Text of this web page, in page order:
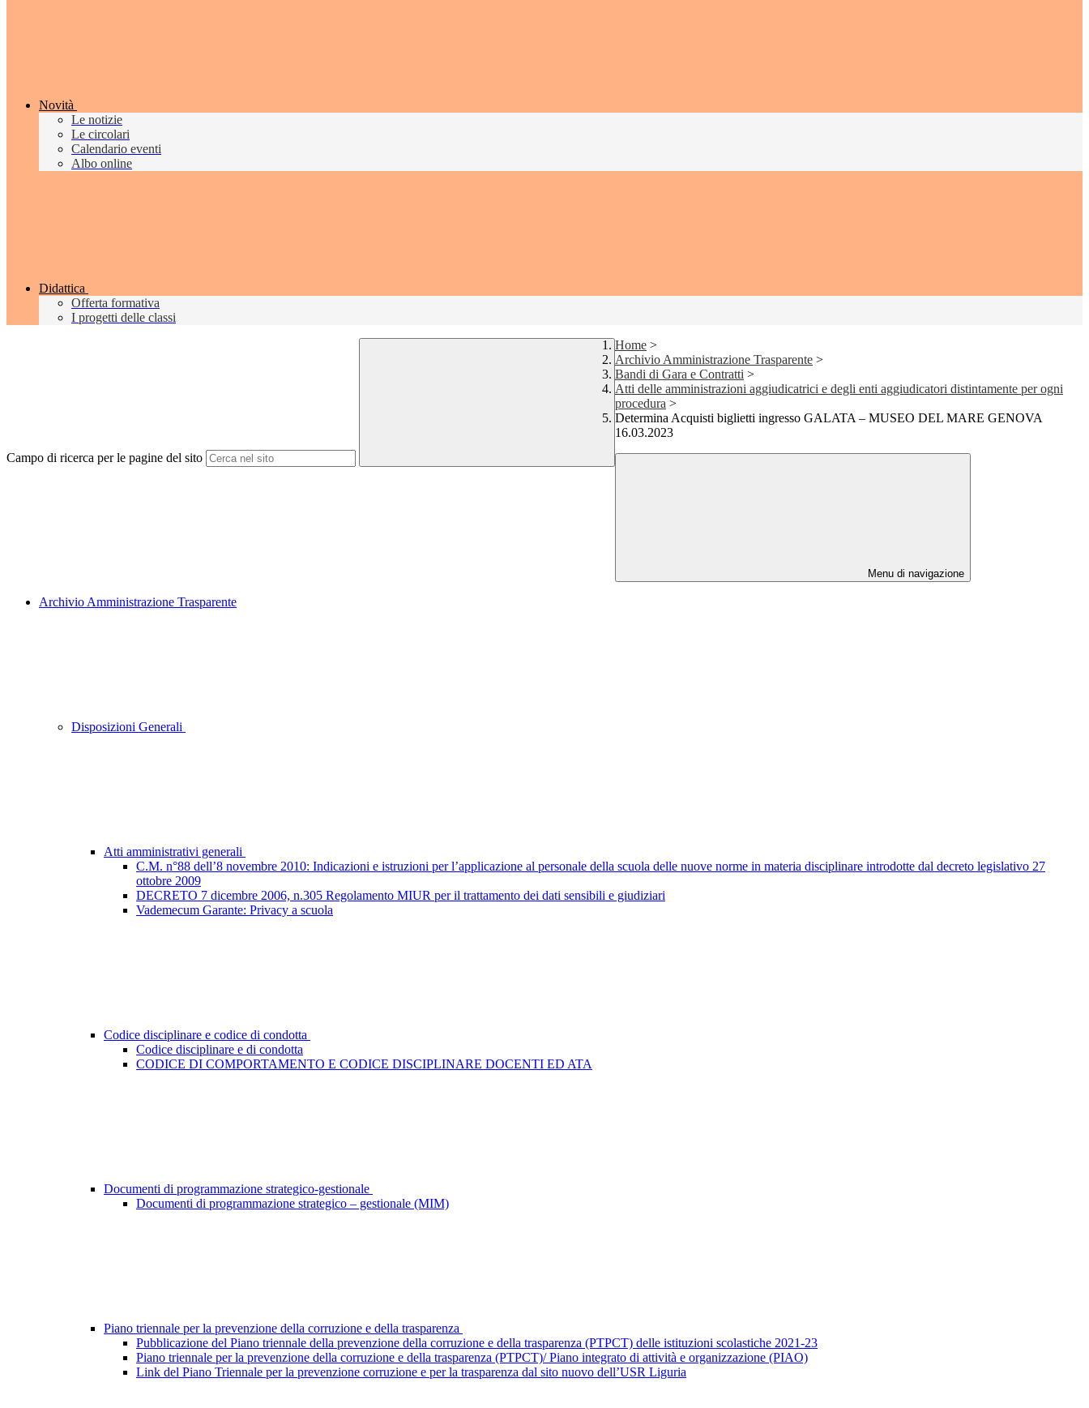
Novità
Le notizie
Le circolari
Calendario eventi
Albo online
Didattica
Offerta formativa
I progetti delle classi
Campo di ricerca per le pagine del sito
Home >
Archivio Amministrazione Trasparente >
Bandi di Gara e Contratti >
Atti delle amministrazioni aggiudicatrici e degli enti aggiudicatori distintamente per ogni
procedura >
Determina Acquisti biglietti ingresso GALATA – MUSEO DEL MARE GENOVA
16.03.2023
Menu di navigazione
Archivio Amministrazione Trasparente
Disposizioni Generali
Atti amministrativi generali
C.M. n°88 dell’8 novembre 2010: Indicazioni e istruzioni per l’applicazione al personale della scuola delle nuove norme in materia disciplinare introdotte dal decreto legislativo 27
ottobre 2009
DECRETO 7 dicembre 2006, n.305 Regolamento MIUR per il trattamento dei dati sensibili e giudiziari
Vademecum Garante: Privacy a scuola
Codice disciplinare e codice di condotta
Codice disciplinare e di condotta
CODICE DI COMPORTAMENTO E CODICE DISCIPLINARE DOCENTI ED ATA
Documenti di programmazione strategico-gestionale
Documenti di programmazione strategico – gestionale (MIM)
Piano triennale per la prevenzione della corruzione e della trasparenza
Pubblicazione del Piano triennale della prevenzione della corruzione e della trasparenza (PTPCT) delle istituzioni scolastiche 2021-23
Piano triennale per la prevenzione della corruzione e della trasparenza (PTPCT)/ Piano integrato di attività e organizzazione (PIAO)
Link del Piano Triennale per la prevenzione corruzione e per la trasparenza dal sito nuovo dell’USR Liguria